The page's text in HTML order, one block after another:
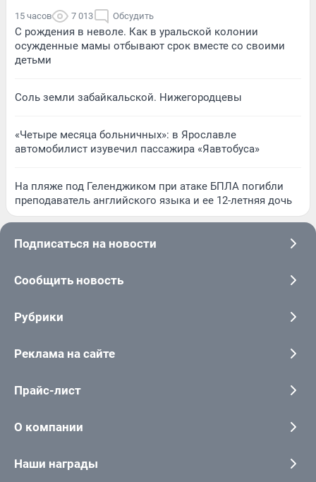
15 часов 7 013 Обсудить
С рождения в неволе. Как в уральской колонии
осужденные мамы отбывают срок вместе со своими
детьми
Соль земли забайкальской. Нижегородцевы
«Четыре месяца больничных»: в Ярославле
автомобилист изувечил пассажира «Яавтобуса»
На пляже под Геленджиком при атаке БПЛА погибли
преподаватель английского языка и ее 12-летняя дочь
Подписаться на новости
Сообщить новость
Рубрики
Реклама на сайте
Прайс-лист
О компании
Наши награды